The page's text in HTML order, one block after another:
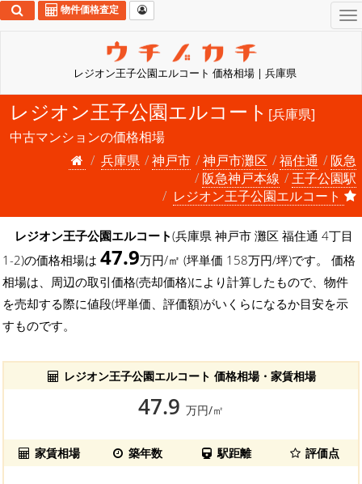
レジオン王子公園エルコート 価格相場 | 兵庫県
物件価格査定
レジオン王子公園エルコート [兵庫県]
中古マンションの価格相場
兵庫県
神戸市 神戸市灘区 福住通
阪急
阪急神戸本線
王子公園駅
レジオン王子公園エルコート
レジオン王子公園エルコート(兵庫県 神戸市 灘区 福住通 4丁目
1-2)の価格相場は 47.9万円/㎡ (坪単価 158万円/坪)です。 価格
相場は、周辺の取引価格(売却価格)により計算したもので、物件
を売却する際に値段(坪単価、評価額)がいくらになるか目安を示
すものです。
レジオン王子公園エルコート 価格相場・家賃相場
47.9 万円/㎡
家賃相場 築年数 駅距離 評価点